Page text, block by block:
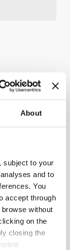
About
subject to your
and to
You
accept through
without
on the
closing the
sistemas
cerca de
de